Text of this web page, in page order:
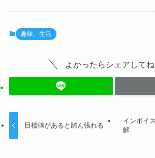
e
b
o
k
er
趣味、生活
よかったらシェアしてね
目標値があると踏ん張れる
インボイ
解